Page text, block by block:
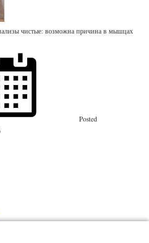
чистые: возможна причина в мышцах
Posted